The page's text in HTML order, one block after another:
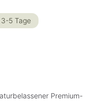
5 Tage
Premium-